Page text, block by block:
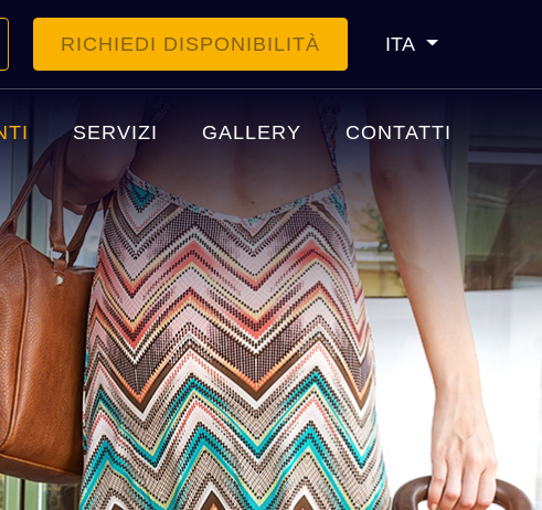
RICHIEDI DISPONIBILITÀ ITA
SERVIZI GALLERY CONTATTI